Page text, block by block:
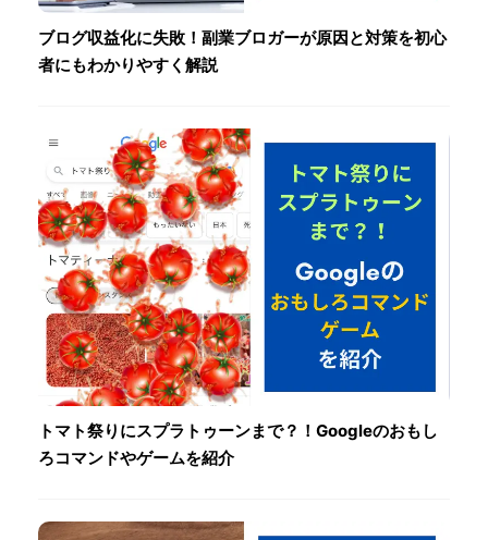
ブログ収益化に失敗！副業ブロガーが原因と対策を初心
者にもわかりやすく解説
トマト祭りにスプラトゥーンまで？！Googleのおもし
ろコマンドやゲームを紹介